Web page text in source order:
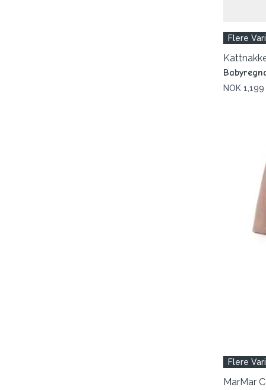
Flere
NOK 1,199
Flere
MarMar